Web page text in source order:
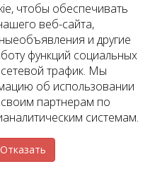
с сетевым
Билайн
с сетевым
МТС
с сетевым
Аптека
с сетевым
ОРТЕКА
чтобы обеспечивать
веб-сайта,
и другие
функций социальных
трафик. Мы
об использовании
партнерам по
системам.
Отказать